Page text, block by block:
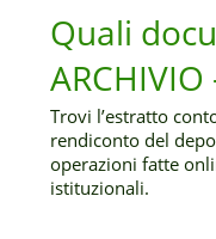
Quali
ARCHIVIO
Trovi l’estratto
rendiconto del
operazioni fatte
istituzionali.